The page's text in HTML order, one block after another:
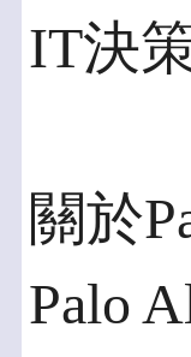
IT決
關於
Palo